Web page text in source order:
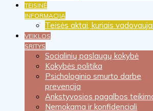
TEISINĖ
INFORMACIJA
Teisės aktai, kuriais
VEIKLOS
SRITYS
Socialinių paslaugų kokybė
Kokybės politika
Psichologinio smurto darbe
prevencija
Ankstyvosios pagalbos
Nemokama ir konfidenciali